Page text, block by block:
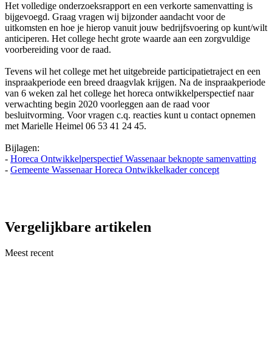
Het volledige onderzoeksrapport en een verkorte samenvatting is
bijgevoegd. Graag vragen wij bijzonder aandacht voor de
uitkomsten en hoe je hierop vanuit jouw bedrijfsvoering op kunt/wilt
anticiperen. Het college hecht grote waarde aan een zorgvuldige
voorbereiding voor de raad.
Tevens wil het college met het uitgebreide participatietraject en een
inspraakperiode een breed draagvlak krijgen. Na de inspraakperiode
van 6 weken zal het college het horeca ontwikkelperspectief naar
verwachting begin 2020 voorleggen aan de raad voor
besluitvorming. Voor vragen c.q. reacties kunt u contact opnemen
met Marielle Heimel 06 53 41 24 45.
Bijlagen:
- Horeca Ontwikkelperspectief Wassenaar beknopte samenvatting
- Gemeente Wassenaar Horeca Ontwikkelkader concept
Vergelijkbare artikelen
Meest recent